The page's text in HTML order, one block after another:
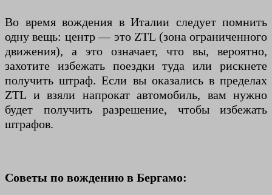
Во время вождения в Италии следует помнить
одну вещь: центр — это ZTL (зона ограниченного
движения), а это означает, что вы, вероятно,
захотите избежать поездки туда или рискнете
получить штраф. Если вы оказались в пределах
ZTL и взяли напрокат автомобиль, вам нужно
будет получить разрешение, чтобы избежать
штрафов.
Советы по вождению в Бергамо: